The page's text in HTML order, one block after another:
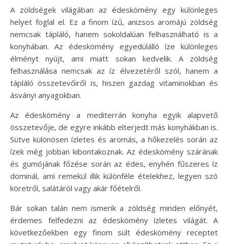
A zöldségek világában az édeskömény egy különleges
helyet foglal el. Ez a finom ízű, anizsos aromájú zöldség
nemcsak tápláló, hanem sokoldalúan felhasználható is a
konyhában. Az édeskömény egyedülálló íze különleges
élményt nyújt, ami miatt sokan kedvelik. A zöldség
felhasználása nemcsak az íz élvezetéről szól, hanem a
tápláló összetevőiről is, hiszen gazdag vitaminokban és
ásványi anyagokban.
Az édeskömény a mediterrán konyha egyik alapvető
összetevője, de egyre inkább elterjedt más konyhákban is.
Sütve különösen ízletes és aromás, a hőkezelés során az
ízek még jobban kibontakoznak. Az édeskömény szárának
és gumójának főzése során az édes, enyhén fűszeres íz
dominál, ami remekül illik különféle ételekhez, legyen szó
köretről, salátáról vagy akár főételről.
Bár sokan talán nem ismerik a zöldség minden előnyét,
érdemes felfedezni az édeskömény ízletes világát. A
következőekben egy finom sült édeskömény receptet